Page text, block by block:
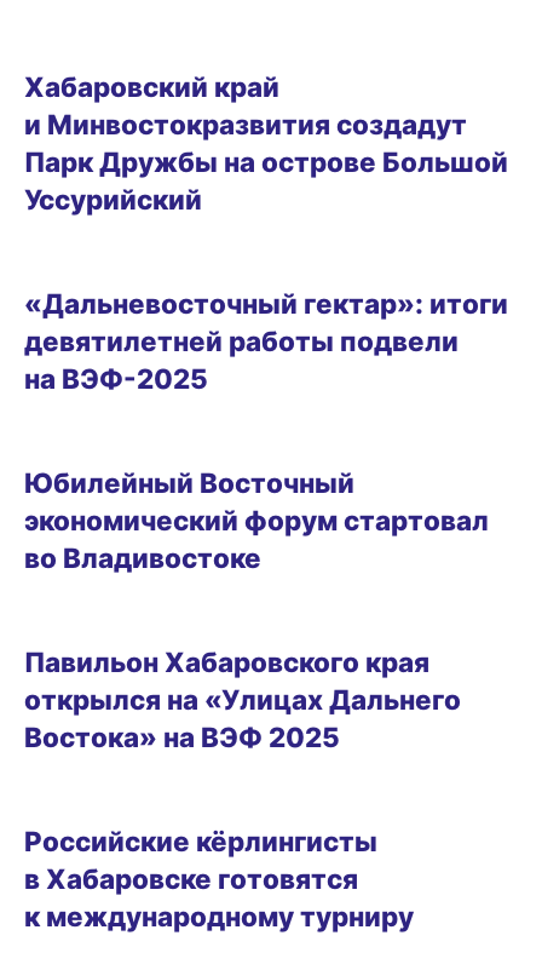
Хабаровский край
и Минвостокразвития создадут
Парк Дружбы на острове Большой
Уссурийский
«Дальневосточный гектар»: итоги
девятилетней работы подвели
на ВЭФ-2025
Юбилейный Восточный
экономический форум стартовал
во Владивостоке
Павильон Хабаровского края
открылся на «Улицах Дальнего
Востока» на ВЭФ 2025
Российские кёрлингисты
в Хабаровске готовятся
к международному турниру